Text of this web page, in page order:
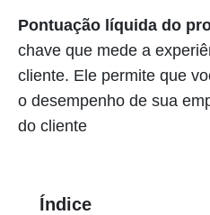
Pontuação líquida do
chave que mede a
cliente. Ele permite que
o desempenho de sua
do cliente
Índice